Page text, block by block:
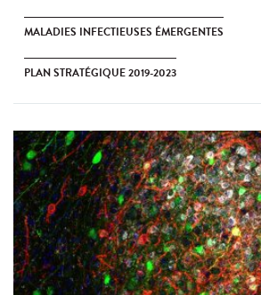
MALADIES INFECTIEUSES ÉMERGENTES
PLAN STRATÉGIQUE 2019-2023